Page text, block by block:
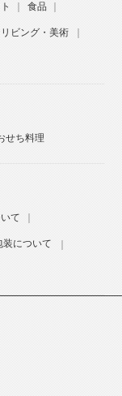
食品
ビング・美術
せち料理
て
装について